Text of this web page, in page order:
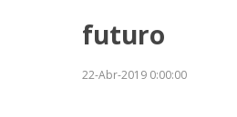
futuro
22-Abr-2019 0:00:00